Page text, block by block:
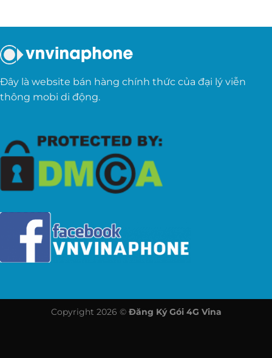
Đây là website bán hàng chính thức của đại lý viễn
thông mobi di động.
Copyright 2026 © Đăng Ký Gói 4G Vina